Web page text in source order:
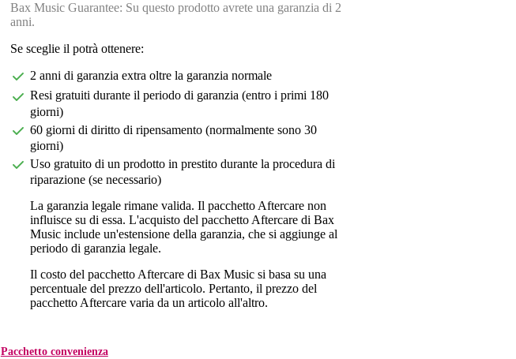
Bax Music Guarantee: Su questo prodotto avrete una garanzia di 2
anni.
Se sceglie il potrà ottenere:
2 anni di garanzia extra oltre la garanzia normale
Resi gratuiti durante il periodo di garanzia (entro i primi 180
giorni)
60 giorni di diritto di ripensamento (normalmente sono 30
giorni)
Uso gratuito di un prodotto in prestito durante la procedura di
riparazione (se necessario)
La garanzia legale rimane valida. Il pacchetto Aftercare non
influisce su di essa. L'acquisto del pacchetto Aftercare di Bax
Music include un'estensione della garanzia, che si aggiunge al
periodo di garanzia legale.
Il costo del pacchetto Aftercare di Bax Music si basa su una
percentuale del prezzo dell'articolo. Pertanto, il prezzo del
pacchetto Aftercare varia da un articolo all'altro.
Pacchetto convenienza